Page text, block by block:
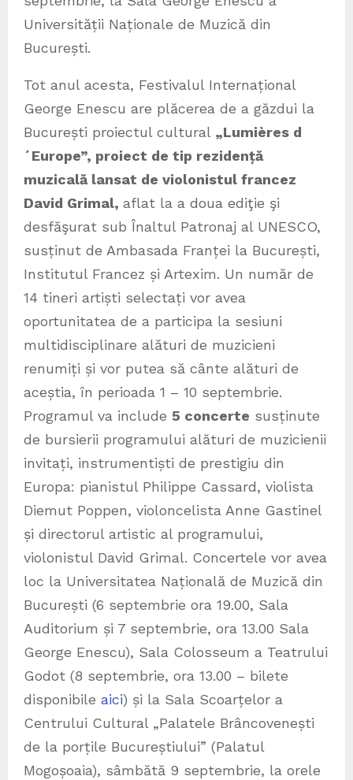
Universității Naționale de Muzică din
București.
Tot anul acesta, Festivalul Internațional
George Enescu are plăcerea de a găzdui la
București proiectul cultural „Lumières d
´Europe”, proiect de tip rezidență
muzicală lansat de violonistul francez
David Grimal, aflat la a doua ediţie şi
desfăşurat sub Înaltul Patronaj al UNESCO,
susținut de Ambasada Franței la București,
Institutul Francez și Artexim. Un număr de
14 tineri artiști selectați vor avea
oportunitatea de a participa la sesiuni
multidisciplinare alături de muzicieni
renumiți și vor putea să cânte alături de
aceștia, în perioada 1 – 10 septembrie.
Programul va include 5 concerte susținute
de bursierii programului alături de muzicienii
invitați, instrumentiști de prestigiu din
Europa: pianistul Philippe Cassard, violista
Diemut Poppen, violoncelista Anne Gastinel
și directorul artistic al programului,
violonistul David Grimal. Concertele vor avea
loc la Universitatea Națională de Muzică din
București (6 septembrie ora 19.00, Sala
Auditorium și 7 septembrie, ora 13.00 Sala
George Enescu), Sala Colosseum a Teatrului
Godot (8 septembrie, ora 13.00 – bilete
disponibile aici) și la Sala Scoarțelor a
Centrului Cultural „Palatele Brâncovenești
de la porțile Bucureștiului” (Palatul
Mogoșoaia), sâmbătă 9 septembrie, la orele